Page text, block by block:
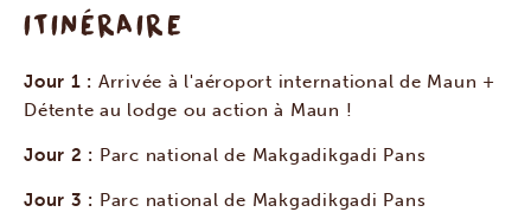
ITINÉRAIRE
Jour 1 : Arrivée à l'aéroport international de Maun +
Détente au lodge ou action à Maun !
Jour 2 : Parc national de Makgadikgadi Pans
Jour 3 : Parc national de Makgadikgadi Pans